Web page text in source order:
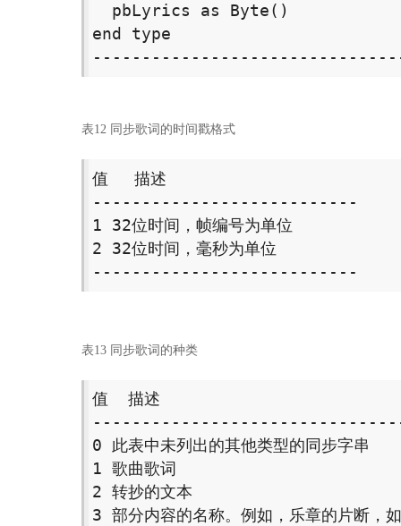
pbLyrics as Byte()
end type
表12 同步歌词的时间戳格式
值　 描述
---------------------------
1 32位时间，帧编号为单位
2 32位时间，毫秒为单位
---------------------------
表13 同步歌词的种类
值  描述
0 此表中未列出的其他类型的同步字串
1 歌曲歌词
2 转抄的文本
3 部分内容的名称。例如，乐章的片断，